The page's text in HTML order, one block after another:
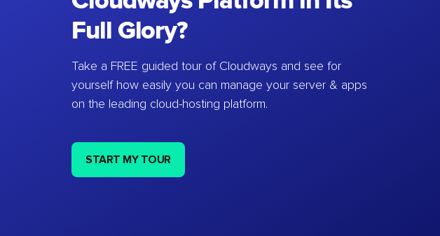
Full Glory?
Take a FREE guided tour of Cloudways and see for
yourself how easily you can manage your server & apps
on the leading cloud-hosting platform.
START MY TOUR